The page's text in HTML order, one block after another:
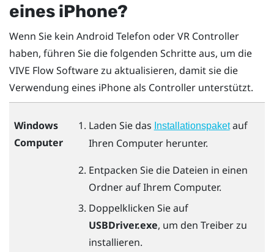
eines iPhone?
Wenn Sie kein Android Telefon oder VR Controller
haben, führen Sie die folgenden Schritte aus, um die
VIVE FlowSoftware zu aktualisieren, damit sie die
Verwendung eines iPhoneals Controller unterstützt.
Windows
Computer
Laden Sie das Installationspaketauf
Ihren Computer herunter.
Entpacken Sie die Dateien in einen
Ordner auf Ihrem Computer.
Doppelklicken Sie auf
USBDriver.exe, um den Treiber zu
installieren.